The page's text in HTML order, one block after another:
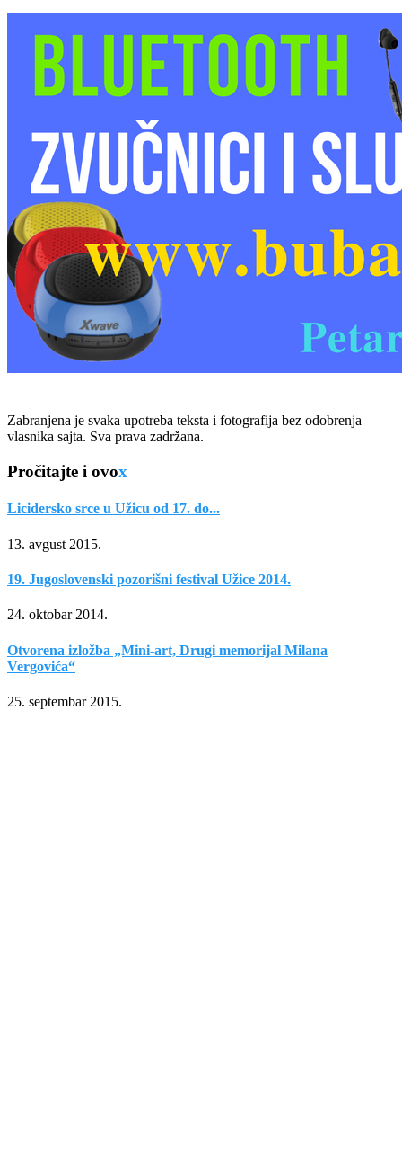
Zabranjena je svaka upotreba teksta i fotografija bez odobrenja
vlasnika sajta. Sva prava zadržana.
Pročitajte i ovox
Licidersko srce u Užicu od 17. do...
13. avgust 2015.
19. Jugoslovenski pozorišni festival Užice 2014.
24. oktobar 2014.
Otvorena izložba „Mini-art, Drugi memorijal Milana
Vergovića“
25. septembar 2015.